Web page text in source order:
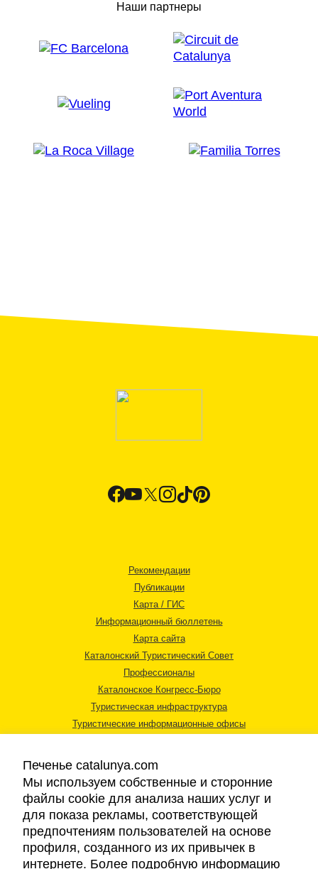
Наши партнеры
Рекомендации
Публикации
Карта / ГИС
Информационный бюллетень
Карта сайта
Каталонский Туристический Совет
Профессионалы
Каталонское Конгресс-Бюро
Туристическая инфраструктура
Туристические информационные офисы
Правовая информация
Cookies
Печенье catalunya.com
Мы используем собственные и сторонние
файлы cookie для анализа наших услуг и
для показа рекламы, соответствующей
предпочтениям пользователей на основе
профиля, созданного из их привычек в
интернете. Более подробную информацию